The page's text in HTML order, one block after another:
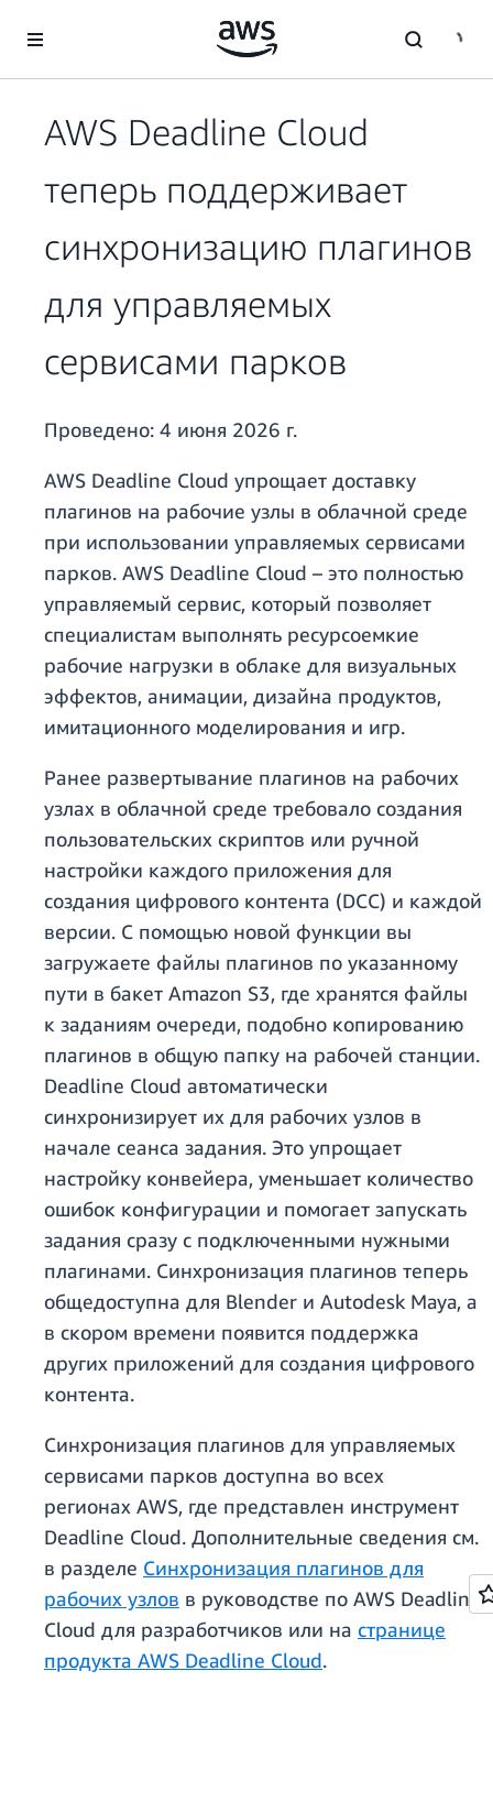
Перейти к главному контенту
AWS Deadline Cloud
теперь поддерживает
синхронизацию плагинов
для управляемых
сервисами парков
Проведено: 4 июня 2026 г.
AWS Deadline Cloud упрощает доставку
плагинов на рабочие узлы в облачной среде
при использовании управляемых сервисами
парков. AWS Deadline Cloud – это полностью
управляемый сервис, который позволяет
специалистам выполнять ресурсоемкие
рабочие нагрузки в облаке для визуальных
эффектов, анимации, дизайна продуктов,
имитационного моделирования и игр.
Ранее развертывание плагинов на рабочих
узлах в облачной среде требовало создания
пользовательских скриптов или ручной
настройки каждого приложения для
создания цифрового контента (DCC) и каждой
версии. С помощью новой функции вы
загружаете файлы плагинов по указанному
пути в бакет Amazon S3, где хранятся файлы
к заданиям очереди, подобно копированию
плагинов в общую папку на рабочей станции.
Deadline Cloud автоматически
синхронизирует их для рабочих узлов в
начале сеанса задания. Это упрощает
настройку конвейера, уменьшает количество
ошибок конфигурации и помогает запускать
задания сразу с подключенными нужными
плагинами. Синхронизация плагинов теперь
общедоступна для Blender и Autodesk Maya, а
в скором времени появится поддержка
других приложений для создания цифрового
контента.
Синхронизация плагинов для управляемых
сервисами парков доступна во всех
регионах AWS, где представлен инструмент
Deadline Cloud. Дополнительные сведения см.
в разделе Синхронизация плагинов для
рабочих узлов в руководстве по AWS Deadline
Cloud для разработчиков или на странице
продукта AWS Deadline Cloud.